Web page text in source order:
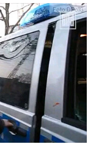
Foto:DPolG